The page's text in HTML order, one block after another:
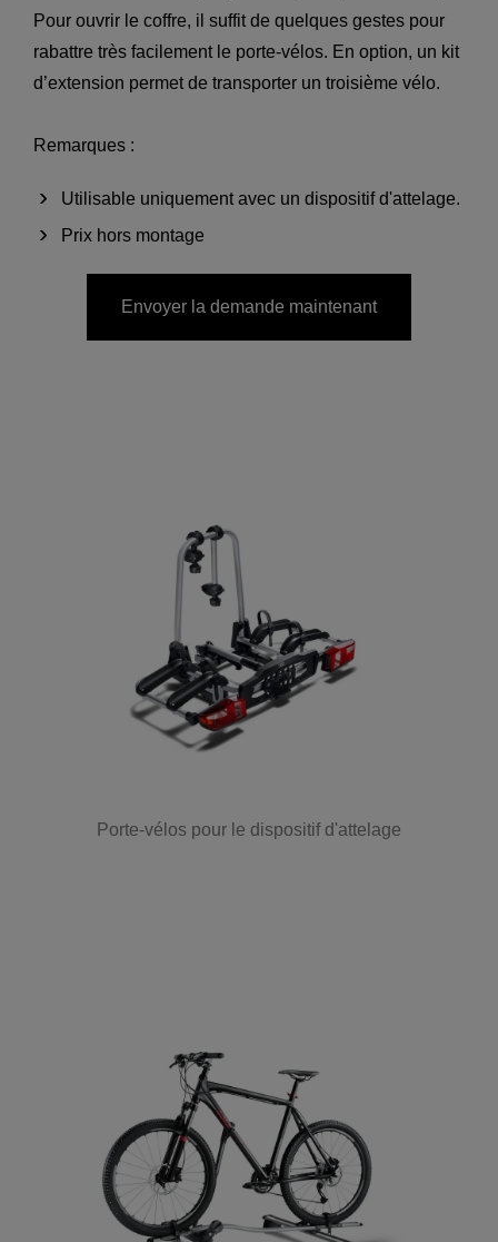
Pour ouvrir le coffre, il suffit de quelques gestes pour
rabattre très facilement le porte-vélos. En option, un kit
d’extension permet de transporter un troisième vélo.
Remarques :
Utilisable uniquement avec un dispositif d'attelage.
Prix hors montage
Envoyer la demande maintenant
Porte-vélos pour le dispositif d'attelage